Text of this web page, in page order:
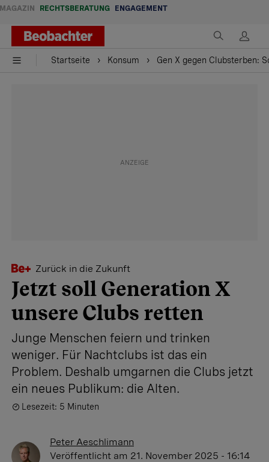
MAGAZIN RECHTSBERATUNG ENGAGEMENT
Startseite Konsum Gen X gegen Clubsterben:
Zurück in die Zukunft
Jetzt soll Generation X
unsere Clubs retten
Junge Menschen feiern und trinken
weniger. Für Nachtclubs ist das ein
Problem. Deshalb umgarnen die Clubs jetzt
ein neues Publikum: die Alten.
Lesezeit: 5 Minuten
Peter Aeschlimann
Veröffentlicht am 21. November 2025 - 16:14